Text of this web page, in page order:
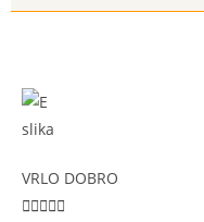
VRLO DOBRO
